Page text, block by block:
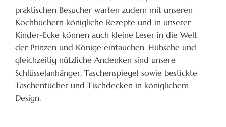
praktischen Besucher warten zudem mit unseren
Kochbüchern königliche Rezepte und in unserer
Kinder-Ecke können auch kleine Leser in die Welt
der Prinzen und Könige eintauchen. Hübsche und
gleichzeitig nützliche Andenken sind unsere
Schlüsselanhänger, Taschenspiegel sowie bestickte
Taschentücher und Tischdecken in königlichem
Design.